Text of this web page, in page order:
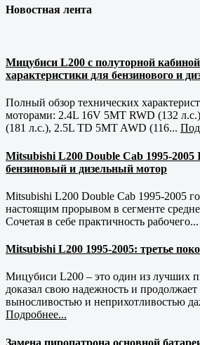
Новостная лента
Мицубиси L200 с полуторной кабиной
характеристики для бензинового и
Полный обзор технических
моторами: 2.4L 16V 5MT RWD (132
(181 л.с.), 2.5L TD 5MT AWD (116...
Mitsubishi L200 Double Cab 1995-2005
бензиновый и дизельный мотор
Mitsubishi L200 Double Cab 1995-2005
настоящим прорывом в сегменте
Сочетая в себе практичность рабочего...
Mitsubishi L200 1995-2005: третье
Мицубиси L200 – это один из лучших
доказал свою надежность и продолжает
выносливостью и неприхотливостью
Подробнее...
Замена пиропатрона основной